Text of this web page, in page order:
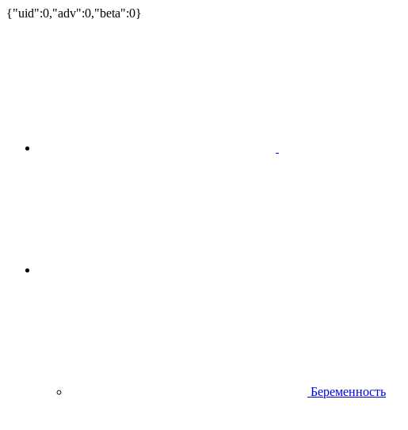
{"uid":0,"adv":0,"beta":0}
Беременность